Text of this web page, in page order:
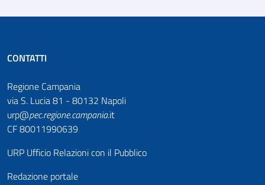
CONTATTI
Regione Campania
via S. Lucia 81 - 80132 Napoli
urp@pec.regione.campania.it
CF 80011990639
URP Ufficio Relazioni con il Pubblico
Redazione portale